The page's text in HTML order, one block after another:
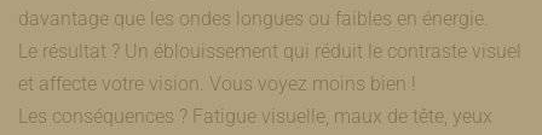
davantage que les ondes longues ou faibles en énergie.
Le résultat ? Un éblouissement qui réduit le contraste visuel
et affecte votre vision. Vous voyez moins bien !
Les conséquences ? Fatigue visuelle, maux de tête, yeux